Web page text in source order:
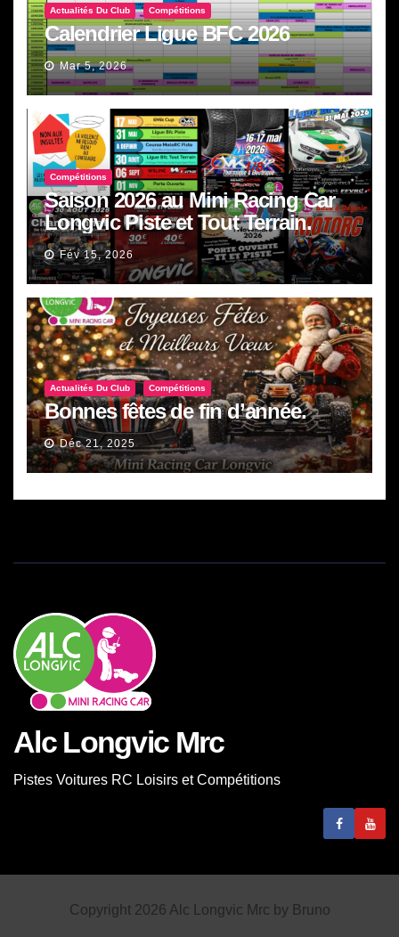
Actualités Du Club Compétitions
Calendrier Ligue BFC 2026
Mar 5, 2026
Compétitions
Saison 2026 au Mini Racing Car
Longvic Piste et Tout Terrain.
Fév 15, 2026
Actualités Du Club Compétitions
Bonnes fêtes de fin d’année.
Déc 21, 2025
Alc Longvic Mrc
Pistes Voitures RC Loisirs et Compétitions
Copyright 2026 Alc Longvic Mrc by Bruno